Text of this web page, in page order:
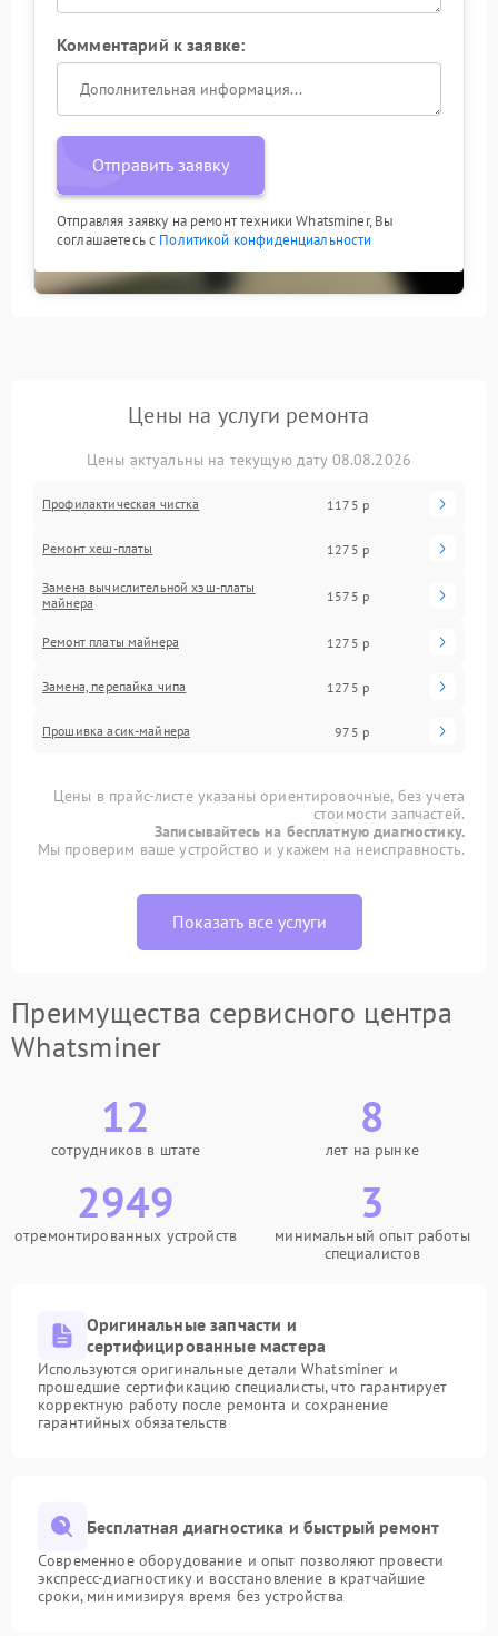
Комментарий к заявке:
Отправить заявку
Отправляя заявку на ремонт техники Whatsminer, Вы
соглашаетесь с Политикой конфиденциальности
Цены на услуги ремонта
Цены актуальны на текущую дату 08.08.2026
Профилактическая чистка 1175 р
Ремонт хеш-платы 1275 р
Замена вычислительной хэш-платы
майнера
1575 р
Ремонт платы майнера 1275 р
Замена, перепайка чипа 1275 р
Прошивка асик-майнера 975 р
Цены в прайс-листе указаны ориентировочные, без учета
стоимости запчастей.
Записывайтесь на бесплатную диагностику.
Мы проверим ваше устройство и укажем на неисправность.
Показать все услуги
Преимущества сервисного центра
Whatsminer
12
сотрудников в штате
8
лет на рынке
2949
отремонтированных устройств
3
минимальный опыт работы
специалистов
Оригинальные запчасти и
сертифицированные мастера
Используются оригинальные детали Whatsminer и
прошедшие сертификацию специалисты, что гарантирует
корректную работу после ремонта и сохранение
гарантийных обязательств
Бесплатная диагностика и быстрый ремонт
Современное оборудование и опыт позволяют провести
экспресс-диагностику и восстановление в кратчайшие
сроки, минимизируя время без устройства